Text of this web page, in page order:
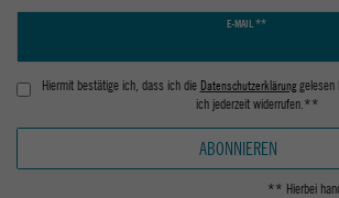
E-MAIL **
Hiermit bestätige ich, dass ich die Daten­schutz­erklärunggelesen
ich jederzeit widerrufen.**
ABONNIEREN
** Hierbei